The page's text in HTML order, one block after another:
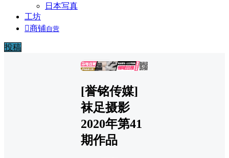
日本写真
工坊
商铺自营
投稿
广告
[誉铭传媒]
袜足摄影
2020年第41
期作品